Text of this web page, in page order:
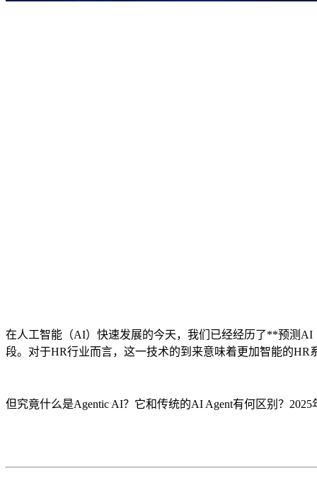
在人工智能（AI）快速发展的今天，我们已经经历了**预测AI
段。对于HR行业而言，这一技术的到来意味着更加智能的HR
但究竟什么是Agentic AI？它和传统的AI Agent有何区别？2025